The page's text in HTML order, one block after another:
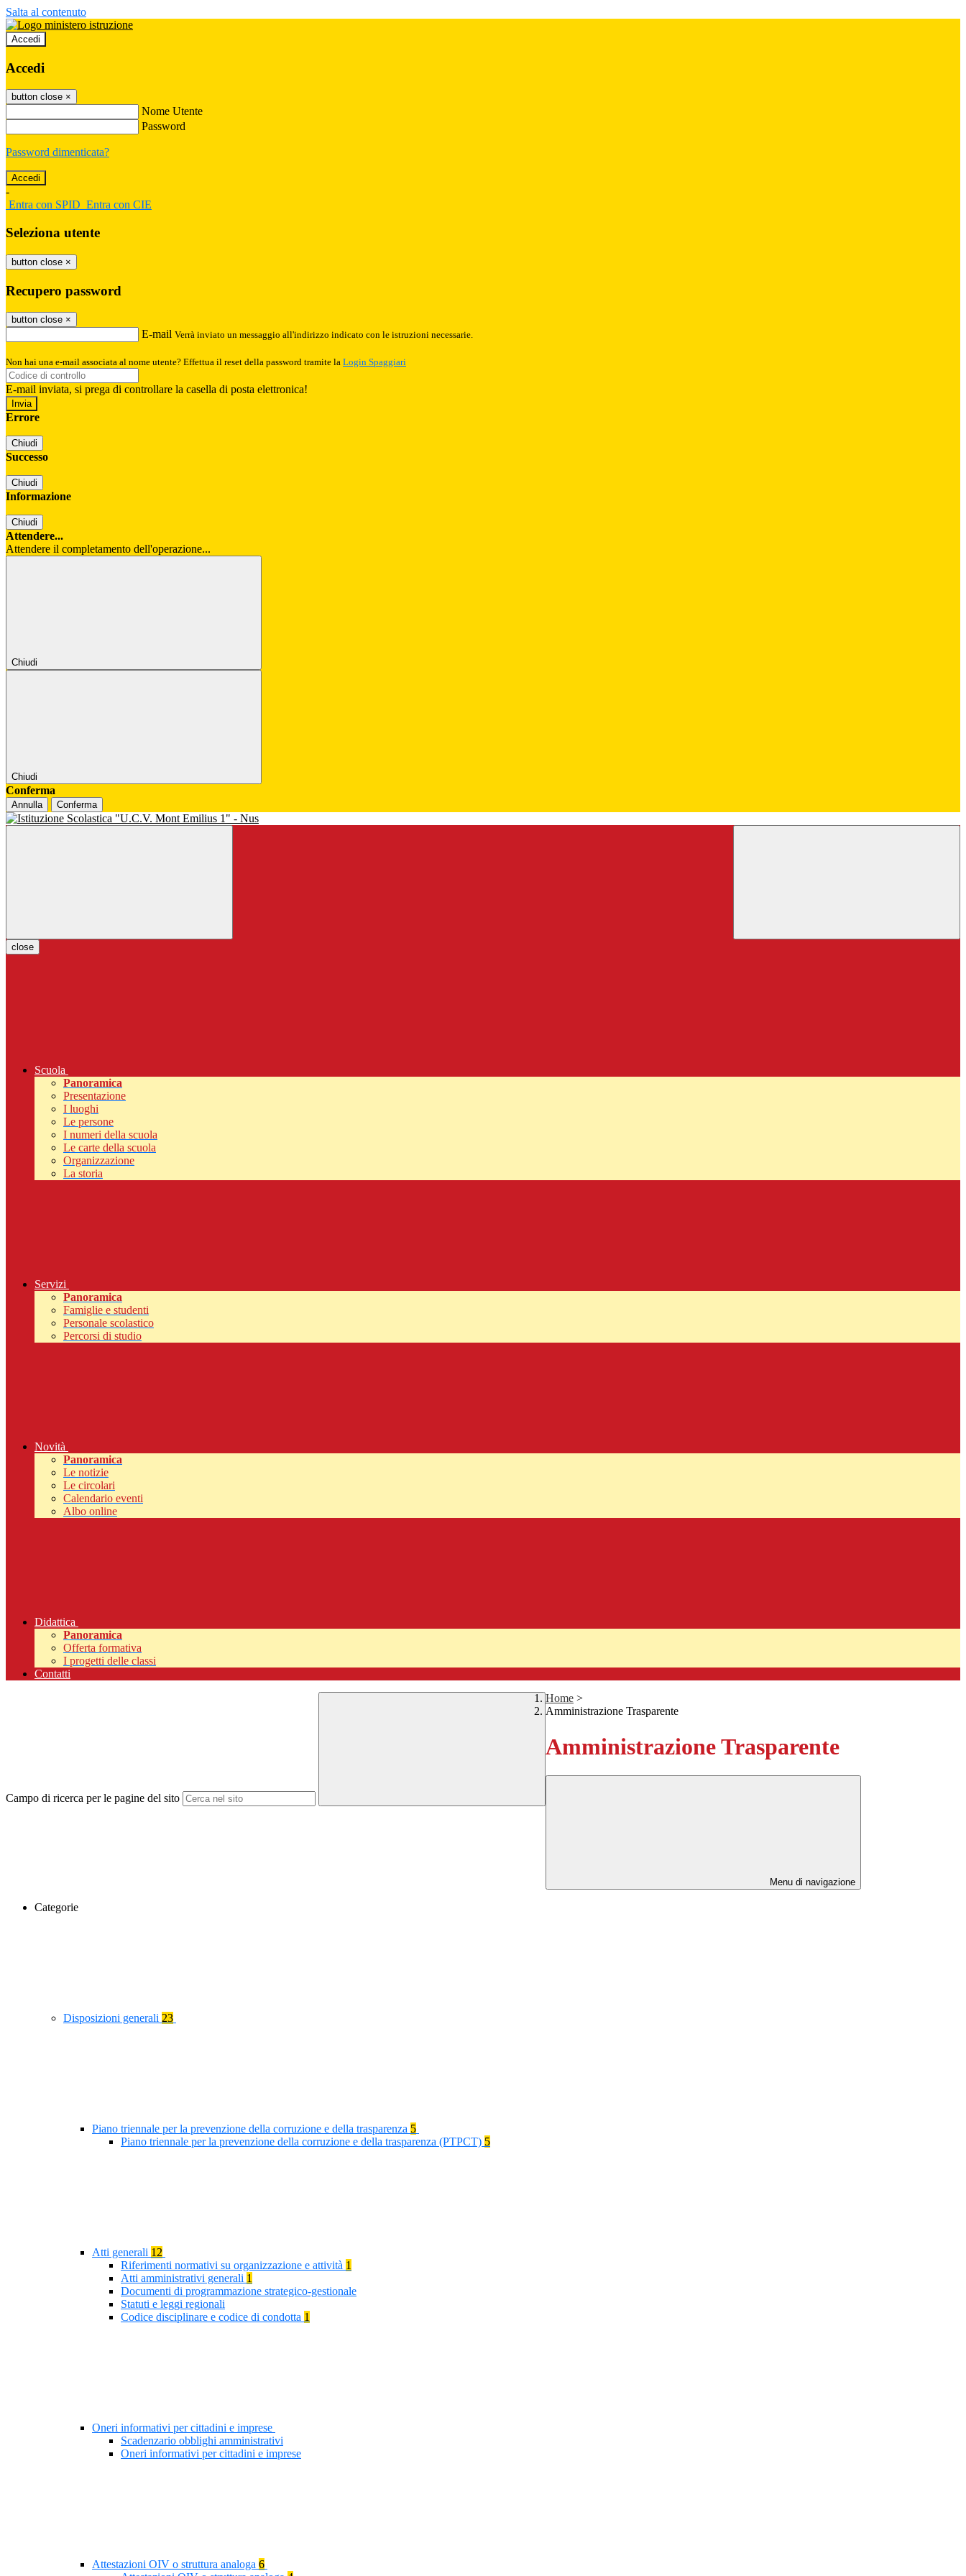
Salta al contenuto
Accedi
Accedi
button close ×
Nome Utente
Password
Password dimenticata?
-
Entra con SPID Entra con CIE
Seleziona utente
button close ×
Recupero password
button close ×
E-mail Verrà inviato un messaggio all'indirizzo indicato con le istruzioni necessarie.
Non hai una e-mail associata al nome utente? Effettua il reset della password tramite la Login Spaggiari
E-mail inviata, si prega di controllare la casella di posta elettronica!
Errore
Chiudi
Successo
Chiudi
Informazione
Chiudi
Attendere...
Attendere il completamento dell'operazione...
Chiudi
Chiudi
Conferma
Annulla Conferma
close
Scuola
Panoramica
Presentazione
I luoghi
Le persone
I numeri della scuola
Le carte della scuola
Organizzazione
La storia
Servizi
Panoramica
Famiglie e studenti
Personale scolastico
Percorsi di studio
Novità
Panoramica
Le notizie
Le circolari
Calendario eventi
Albo online
Didattica
Panoramica
Offerta formativa
I progetti delle classi
Contatti
Campo di ricerca per le pagine del sito
Home >
Amministrazione Trasparente
Amministrazione Trasparente
Menu di navigazione
Categorie
Disposizioni generali 23
Piano triennale per la prevenzione della corruzione e della trasparenza 5
Piano triennale per la prevenzione della corruzione e della trasparenza (PTPCT) 5
Atti generali 12
Riferimenti normativi su organizzazione e attività 1
Atti amministrativi generali 1
Documenti di programmazione strategico-gestionale
Statuti e leggi regionali
Codice disciplinare e codice di condotta 1
Oneri informativi per cittadini e imprese
Scadenzario obblighi amministrativi
Oneri informativi per cittadini e imprese
Attestazioni OIV o struttura analoga 6